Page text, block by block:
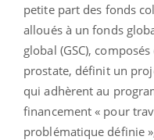
petite part des fonds
alloués à un fonds
global (GSC),
prostate, définit un
qui adhèrent au
financement « pour
problématique définie